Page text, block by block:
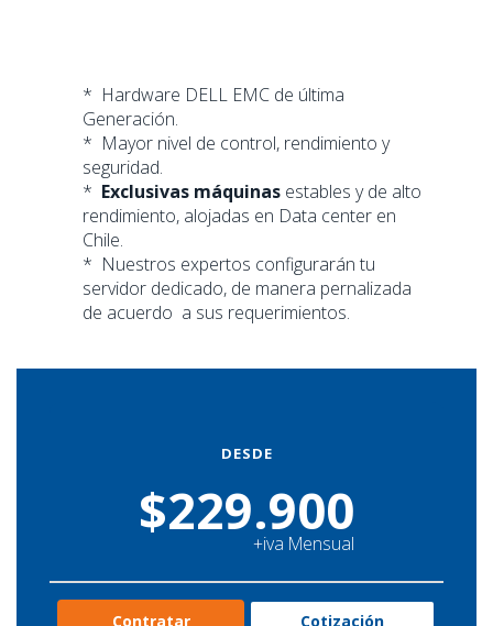
* Hardware DELL EMC de última
Generación.
* Mayor nivel de control, rendimiento y
seguridad.
* Exclusivas máquinas estables y de alto
rendimiento, alojadas en Data center en
Chile.
* Nuestros expertos configurarán tu
servidor dedicado, de manera pernalizada
de acuerdo a sus requerimientos.
DESDE
$229.900
+iva Mensual
Contratar Cotización